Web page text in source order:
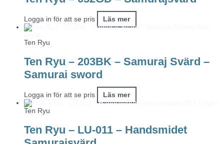
Logga in för att se pris
Läs mer
Ten Ryu
Ten Ryu – 203BK – Samuraj Svärd –
Samurai sword
Logga in för att se pris
Läs mer
Ten Ryu
Ten Ryu – LU-011 – Handsmidet